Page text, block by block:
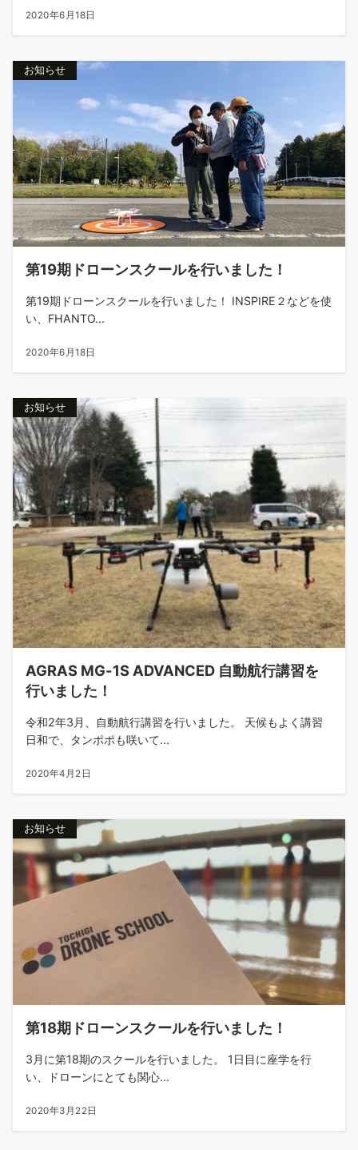
2020年6月18日
お知らせ
第19期ドローンスクールを行いました！
第19期ドローンスクールを行いました！ INSPIRE２などを使
い、FHANTO...
2020年6月18日
お知らせ
AGRAS MG-1S ADVANCED 自動航行講習を
行いました！
令和2年3月、自動航行講習を行いました。 天候もよく講習
日和で、タンポポも咲いて...
2020年4月2日
お知らせ
第18期ドローンスクールを行いました！
3月に第18期のスクールを行いました。 1日目に座学を行
い、ドローンにとても関心...
2020年3月22日